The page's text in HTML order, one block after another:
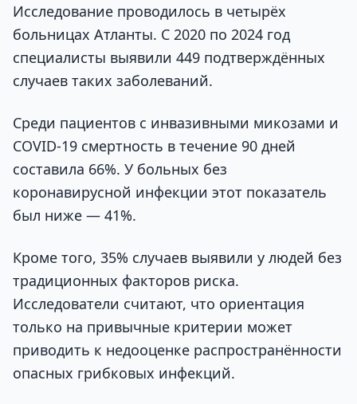
Исследование проводилось в четырёх
больницах Атланты. С 2020 по 2024 год
специалисты выявили 449 подтверждённых
случаев таких заболеваний.
Среди пациентов с инвазивными микозами и
COVID-19 смертность в течение 90 дней
составила 66%. У больных без
коронавирусной инфекции этот показатель
был ниже — 41%.
Кроме того, 35% случаев выявили у людей без
традиционных факторов риска.
Исследователи считают, что ориентация
только на привычные критерии может
приводить к недооценке распространённости
опасных грибковых инфекций.